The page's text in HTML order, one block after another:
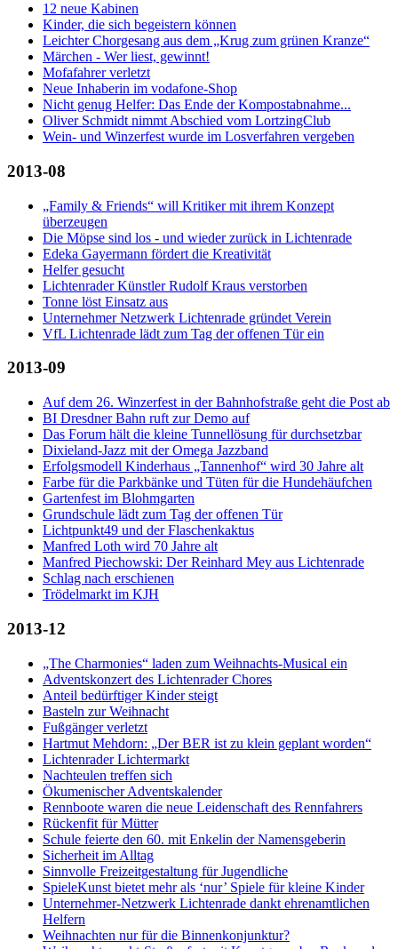
12 neue Kabinen
Kinder, die sich begeistern können
Leichter Chorgesang aus dem „Krug zum grünen Kranze“
Märchen - Wer liest, gewinnt!
Mofafahrer verletzt
Neue Inhaberin im vodafone-Shop
Nicht genug Helfer: Das Ende der Kompostabnahme...
Oliver Schmidt nimmt Abschied vom LortzingClub
Wein- und Winzerfest wurde im Losverfahren vergeben
2013-08
„Family & Friends“ will Kritiker mit ihrem Konzept
überzeugen
Die Möpse sind los - und wieder zurück in Lichtenrade
Edeka Gayermann fördert die Kreativität
Helfer gesucht
Lichtenrader Künstler Rudolf Kraus verstorben
Tonne löst Einsatz aus
Unternehmer Netzwerk Lichtenrade gründet Verein
VfL Lichtenrade lädt zum Tag der offenen Tür ein
2013-09
Auf dem 26. Winzerfest in der Bahnhofstraße geht die Post ab
BI Dresdner Bahn ruft zur Demo auf
Das Forum hält die kleine Tunnellösung für durchsetzbar
Dixieland-Jazz mit der Omega Jazzband
Erfolgsmodell Kinderhaus „Tannenhof“ wird 30 Jahre alt
Farbe für die Parkbänke und Tüten für die Hundehäufchen
Gartenfest im Blohmgarten
Grundschule lädt zum Tag der offenen Tür
Lichtpunkt49 und der Flaschenkaktus
Manfred Loth wird 70 Jahre alt
Manfred Piechowski: Der Reinhard Mey aus Lichtenrade
Schlag nach erschienen
Trödelmarkt im KJH
2013-12
„The Charmonies“ laden zum Weihnachts-Musical ein
Adventskonzert des Lichtenrader Chores
Anteil bedürftiger Kinder steigt
Basteln zur Weihnacht
Fußgänger verletzt
Hartmut Mehdorn: „Der BER ist zu klein geplant worden“
Lichtenrader Lichtermarkt
Nachteulen treffen sich
Ökumenischer Adventskalender
Rennboote waren die neue Leidenschaft des Rennfahrers
Rückenfit für Mütter
Schule feierte den 60. mit Enkelin der Namensgeberin
Sicherheit im Alltag
Sinnvolle Freizeitgestaltung für Jugendliche
SpieleKunst bietet mehr als ‘nur’ Spiele für kleine Kinder
Unternehmer-Netzwerk Lichtenrade dankt ehrenamtlichen
Helfern
Weihnachten nur für die Binnenkonjunktur?